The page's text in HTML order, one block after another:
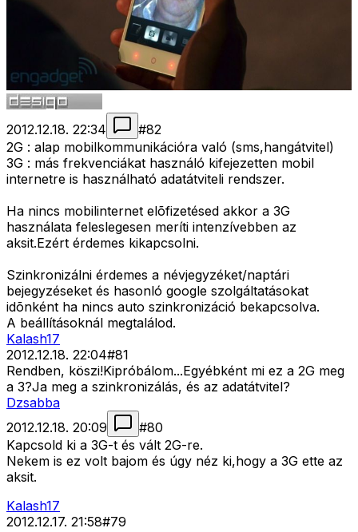
2012.12.18. 22:34 #82
2G : alap mobilkommunikációra való (sms,hangátvitel)
3G : más frekvenciákat használó kifejezetten mobil
internetre is használható adatátviteli rendszer.
Ha nincs mobilinternet elõfizetésed akkor a 3G
használata feleslegesen meríti intenzívebben az
aksit.Ezért érdemes kikapcsolni.
Szinkronizálni érdemes a névjegyzéket/naptári
bejegyzéseket és hasonló google szolgáltatásokat
idõnként ha nincs auto szinkronizáció bekapcsolva.
A beállításoknál megtalálod.
Kalash17
2012.12.18. 22:04#81
Rendben, köszi!Kipróbálom...Egyébként mi ez a 2G meg
a 3?Ja meg a szinkronizálás, és az adatátvitel?
Dzsabba
2012.12.18. 20:09
#80
Kapcsold ki a 3G-t és vált 2G-re.
Nekem is ez volt bajom és úgy néz ki,hogy a 3G ette az
aksit.
Kalash17
2012.12.17. 21:58#79